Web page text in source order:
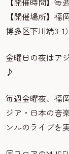
【開催場所】
博多区下川端3-1）
金曜日の夜はア
♪
毎週金曜夜、福
ジア・日本の音
ンルのライブを